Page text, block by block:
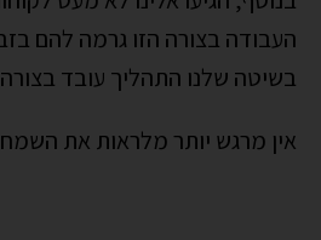
העבודה בצורה הזו גרמה להם
בשיטה שלנו התהליך עובד בצורה
אין מרגש יותר מלראות את